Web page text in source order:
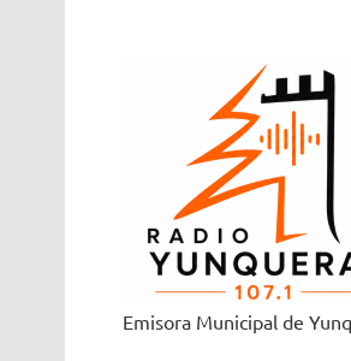
Emisora Municipal de